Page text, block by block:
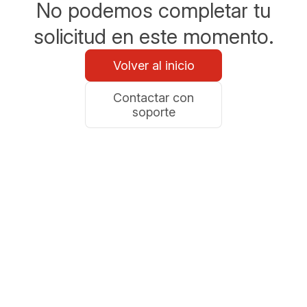
No podemos completar tu
solicitud en este momento.
Volver al inicio
Contactar con
soporte